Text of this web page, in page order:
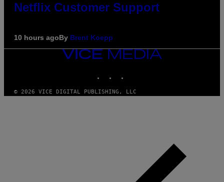
Netflix Customer Support
10 hours agoBy Brent Koepp
VICE
© 2026 VICE DIGITAL PUBLISHING, LLC